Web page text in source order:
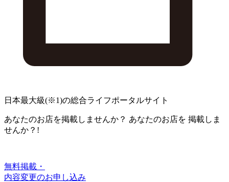
日本最大級(※1)の総合ライフポータルサイト
あなたのお店を掲載しませんか？ あなたのお店を 掲載しま
せんか？!
無料掲載・
内容変更のお申し込み